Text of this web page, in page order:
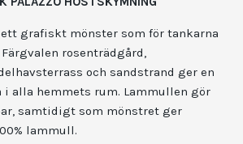
ett grafiskt mönster som för tankarna
rosenträdgård,
och sandstrand ger en
alla hemmets rum. Lammullen gör
samtidigt som mönstret ger
lammull.